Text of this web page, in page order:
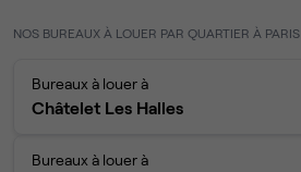
NOS BUREAUX À LOUER PAR QUARTIER À PARIS
Bureaux à louer à
Châtelet Les Halles
Bureaux à louer à